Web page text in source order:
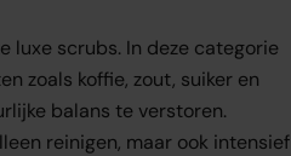
luxe scrubs. In deze categorie
zoals koffie, zout, suiker en
balans te verstoren.
reinigen, maar ook intensief